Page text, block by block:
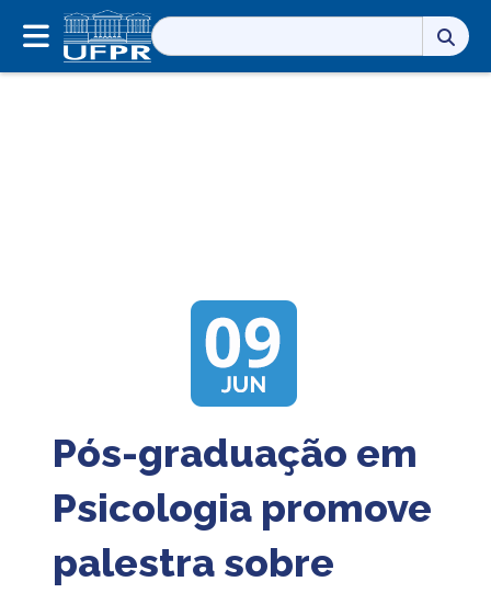
Pesquisar
por:
Pós-graduação em
Psicologia promove
palestra sobre